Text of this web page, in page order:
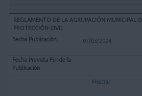
REGLAMENTO DE LA AGRUPACIÓN MUNICIPAL
PROTECCIÓN CIVIL
07/03/2024
Mostrar